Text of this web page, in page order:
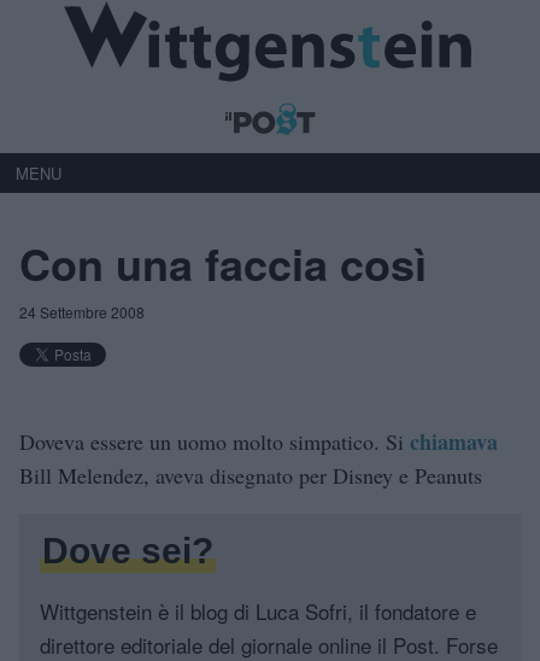
MENU
Con una faccia così
24 Settembre 2008
Doveva essere un uomo molto simpatico. Si chiamava
Bill Melendez, aveva disegnato per Disney e Peanuts
Dove sei?
Wittgenstein è il blog di Luca Sofri, il fondatore e
direttore editoriale del giornale online il Post. Forse